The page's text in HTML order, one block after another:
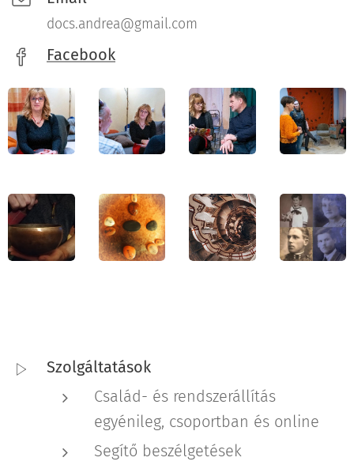
docs.andrea@gmail.com
Facebook
Szolgáltatások
Család- és rendszerállítás
egyénileg, csoportban és online
Segítő beszélgetések